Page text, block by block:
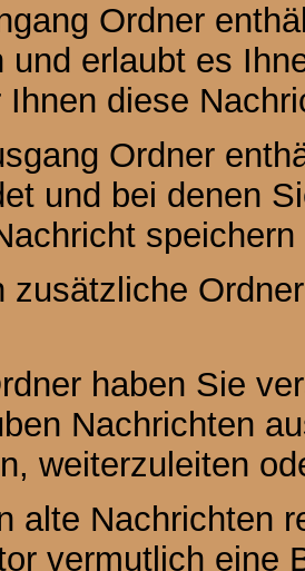
Ordner
und erlaubt es
Ihnen diese
Ordner
und bei denen
zusätzliche
haben Sie
Nachrichten
weiterzuleiten
alte Nachrichten
vermutlich eine